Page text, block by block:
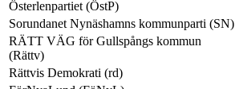
Österlenpartiet (ÖstP)
Sorundanet Nynäshamns kommunparti (SN)
RÄTT VÄG för Gullspångs kommun
(Rättv)
Rättvis Demokrati (rd)